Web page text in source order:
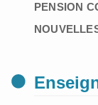
PENSION